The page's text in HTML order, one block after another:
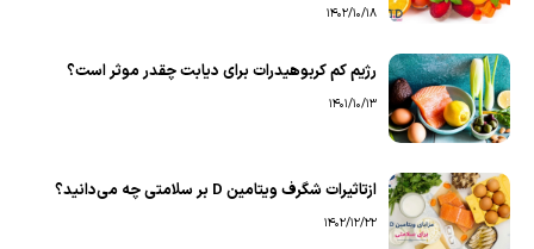
1402/10/18
رژیم کم کربوهیدرات برای دیابت چقدر موثر است؟
1401/10/13
ازتاثیرات شگرف ویتامین D بر سلامتی چه می‌دانید؟
1402/12/22